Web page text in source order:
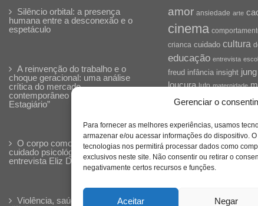
Gerenciar o
Para fornecer as melhores experiências, usamos
armazenar e/ou acessar informações do dispositivo.
tecnologias nos permitirá processar dados como
exclusivos neste site. Não consentir ou retirar o
negativamente certos recursos e funções.
Aceitar Negar
Silêncio orbital: a presença
humana entre a desconexão e o
espetáculo
A reinvenção do trabalho e o
choque geracional: uma análise
crítica do mercado
contemporâneo em “Um Senhor
Estagiário”
O corpo como expressão do
cuidado psicológico: (En)Cena
entrevista Eliz Dorneles
Violência, saúde mental e a
amor ansiedade arte
cinema
crianca cuidado cultura
educação entrevista
freud infância insight jung
loucura luto maternidade
pandemia psicanálise
psicologia
saúdesaúde
sexualidade
tecnologia
violência